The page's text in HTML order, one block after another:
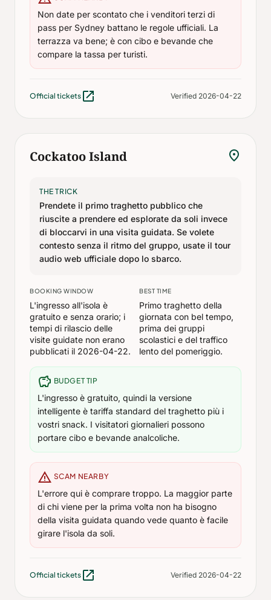
Non date per scontato che i venditori terzi di
pass per Sydney battano le regole ufficiali. La
terrazza va bene; è con cibo e bevande che
compare la tassa per turisti.
Official tickets open_in_new Verified 2026-04-22
Cockatoo Island location_on
THE TRICK
Prendete il primo traghetto pubblico che
riuscite a prendere ed esplorate da soli invece
di bloccarvi in una visita guidata. Se volete
contesto senza il ritmo del gruppo, usate il tour
audio web ufficiale dopo lo sbarco.
BOOKING WINDOW
L'ingresso all'isola è
gratuito e senza orario; i
tempi di rilascio delle
visite guidate non erano
pubblicati il 2026-04-22.
BEST TIME
Primo traghetto della
giornata con bel tempo,
prima dei gruppi
scolastici e del traffico
lento del pomeriggio.
savings BUDGET TIP
L'ingresso è gratuito, quindi la versione
intelligente è tariffa standard del traghetto più i
vostri snack. I visitatori giornalieri possono
portare cibo e bevande analcoliche.
warning SCAM NEARBY
L'errore qui è comprare troppo. La maggior parte
di chi viene per la prima volta non ha bisogno
della visita guidata quando vede quanto è facile
girare l'isola da soli.
Official tickets open_in_new Verified 2026-04-22